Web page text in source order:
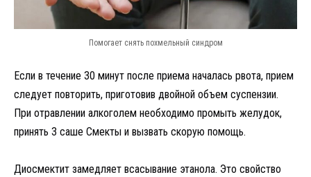
Помогает снять похмельный синдром
Если в течение 30 минут после приема началась рвота, прием
следует повторить, приготовив двойной объем суспензии.
При отравлении алкоголем необходимо промыть желудок,
принять 3 саше Смекты и вызвать скорую помощь.
Диосмектит замедляет всасывание этанола. Это свойство